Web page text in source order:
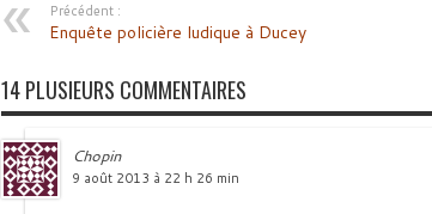
Précédent :
Enquête policière ludique à Ducey
14 PLUSIEURS COMMENTAIRES
Chopin
9 août 2013 à 22 h 26 min